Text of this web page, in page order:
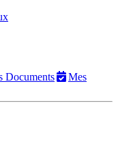
Documents
Mes